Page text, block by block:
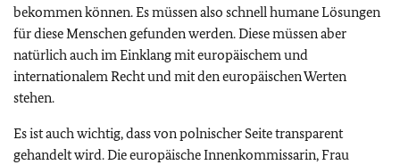
bekommen können. Es müssen also schnell humane Lösungen
für diese Menschen gefunden werden. Diese müssen aber
natürlich auch im Einklang mit europäischem und
internationalem Recht und mit den europäischen Werten
stehen.
Es ist auch wichtig, dass von polnischer Seite transparent
gehandelt wird. Die europäische Innenkommissarin, Frau